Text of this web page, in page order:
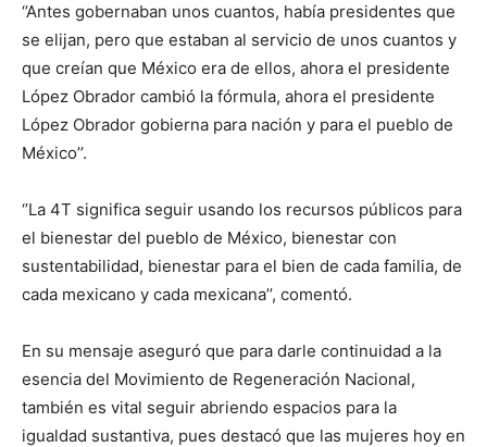
‘’Antes gobernaban unos cuantos, había presidentes que
se elijan, pero que estaban al servicio de unos cuantos y
que creían que México era de ellos, ahora el presidente
López Obrador cambió la fórmula, ahora el presidente
López Obrador gobierna para nación y para el pueblo de
México’’.
‘’La 4T significa seguir usando los recursos públicos para
el bienestar del pueblo de México, bienestar con
sustentabilidad, bienestar para el bien de cada familia, de
cada mexicano y cada mexicana’’, comentó.
En su mensaje aseguró que para darle continuidad a la
esencia del Movimiento de Regeneración Nacional,
también es vital seguir abriendo espacios para la
igualdad sustantiva, pues destacó que las mujeres hoy en